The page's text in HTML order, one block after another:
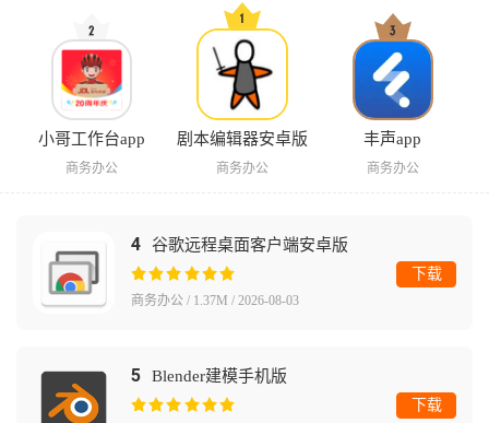
小哥工作台app
商务办公
剧本编辑器安卓版
商务办公
丰声app
商务办公
4 谷歌远程桌面客户端安卓版
商务办公 / 1.37M / 2026-08-03
下载
5 Blender建模手机版
下载